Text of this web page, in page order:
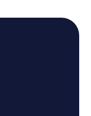
tijdens een
zult meer te
de stad, die
tijd. Wist je dat